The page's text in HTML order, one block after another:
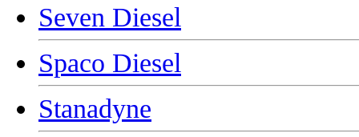
Seven Diesel
Spaco Diesel
Stanadyne